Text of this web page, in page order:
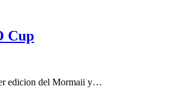
Cup
edicion del Mormaii y…